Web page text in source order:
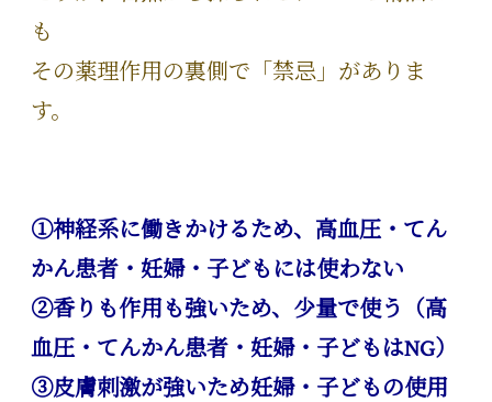
も
その薬理作用の裏側で「禁忌」がありま
す。
①神経系に働きかけるため、高血圧・てん
かん患者・妊婦・子どもには使わない
②香りも作用も強いため、少量で使う（高
血圧・てんかん患者・妊婦・子どもはNG）
③皮膚刺激が強いため妊婦・子どもの使用